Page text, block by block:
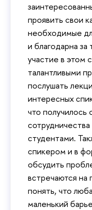
проявить свои
необходимые
и благодарна за
участие в этом
талантливыми
послушать
интересных
что получилось
студентами.
спикером и в
обсудить
встречаются на
понять, что
маленький